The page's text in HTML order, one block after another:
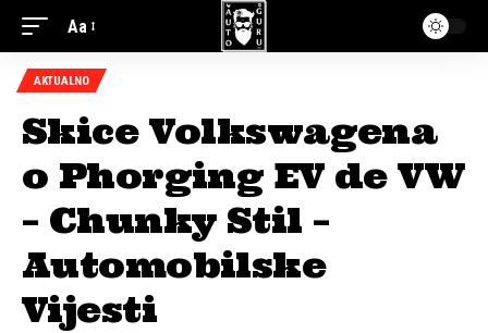
Aa
AKTUALNO
Skice Volkswagena
o Phorging EV de VW
– Chunky Stil –
Automobilske
Vijesti